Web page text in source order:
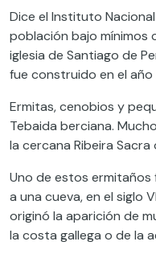
Dice el Instituto
población bajo mínimos
iglesia de Santiago de
fue construido en el año
Ermitas, cenobios y
Tebaida berciana.
la cercana Ribeira Sacra
Uno de estos
a una cueva, en el siglo
originó la aparición de
la costa gallega o de la